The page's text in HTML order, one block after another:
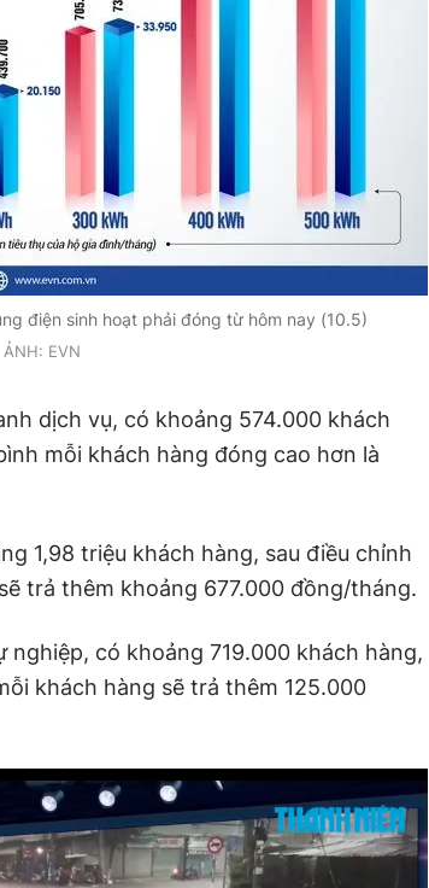
điện sinh hoạt phải đóng từ hôm nay (10.5)
ẢNH: EVN
dịch vụ, có khoảng 574.000 khách
mỗi khách hàng đóng cao hơn là
1,98 triệu khách hàng, sau điều chỉnh
trả thêm khoảng 677.000 đồng/tháng.
nghiệp, có khoảng 719.000 khách hàng,
khách hàng sẽ trả thêm 125.000